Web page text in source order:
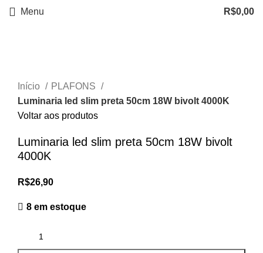
Menu R$0,00
Início
PLAFONS
Luminaria led slim preta 50cm 18W bivolt 4000K
Voltar aos produtos
Luminaria led slim preta 50cm 18W bivolt
4000K
R$26,90
8 em estoque